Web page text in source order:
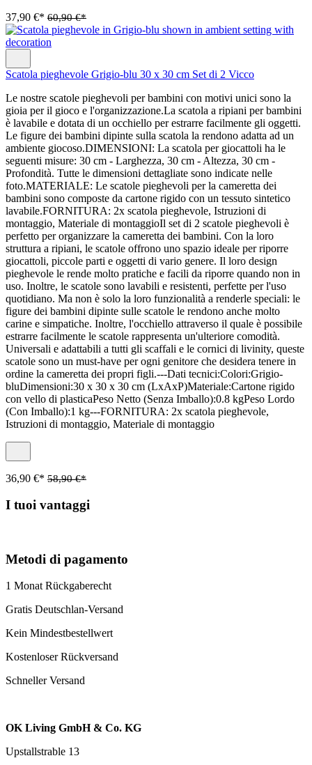
37,90 €* 60,90 €*
Scatola pieghevole Grigio-blu 30 x 30 cm Set di 2 Vicco
Le nostre scatole pieghevoli per bambini con motivi unici sono la
gioia per il gioco e l'organizzazione.La scatola a ripiani per bambini
è lavabile e dotata di un occhiello per estrarre facilmente gli oggetti.
Le figure dei bambini dipinte sulla scatola la rendono adatta ad un
ambiente giocoso.DIMENSIONI: La scatola per giocattoli ha le
seguenti misure: 30 cm - Larghezza, 30 cm - Altezza, 30 cm -
Profondità. Tutte le dimensioni dettagliate sono indicate nelle
foto.MATERIALE: Le scatole pieghevoli per la cameretta dei
bambini sono composte da cartone rigido con un tessuto sintetico
lavabile.FORNITURA: 2x scatola pieghevole, Istruzioni di
montaggio, Materiale di montaggioIl set di 2 scatole pieghevoli è
perfetto per organizzare la cameretta dei bambini. Con la loro
struttura a ripiani, le scatole offrono uno spazio ideale per riporre
giocattoli, piccole parti e oggetti di vario genere. Il loro design
pieghevole le rende molto pratiche e facili da riporre quando non in
uso. Inoltre, le scatole sono lavabili e resistenti, perfette per l'uso
quotidiano. Ma non è solo la loro funzionalità a renderle speciali: le
figure dei bambini dipinte sulle scatole le rendono anche molto
carine e simpatiche. Inoltre, l'occhiello attraverso il quale è possibile
estrarre facilmente le scatole rappresenta un'ulteriore comodità.
Universali e adattabili a tutti gli scaffali e le cornici di livinity, queste
scatole sono un must-have per ogni genitore che desidera tenere in
ordine la cameretta dei propri figli.---Dati tecnici:Colori:Grigio-
bluDimensioni:30 x 30 x 30 cm (LxAxP)Materiale:Cartone rigido
con vello di plasticaPeso Netto (Senza Imballo):0.8 kgPeso Lordo
(Con Imballo):1 kg---FORNITURA: 2x scatola pieghevole,
Istruzioni di montaggio, Materiale di montaggio
36,90 €* 58,90 €*
I tuoi vantaggi
Metodi di pagamento
1 Monat Rückgaberecht
Gratis Deutschlan-Versand
Kein Mindestbestellwert
Kostenloser Rückversand
Schneller Versand
OK Living GmbH & Co. KG
Upstallstrable 13